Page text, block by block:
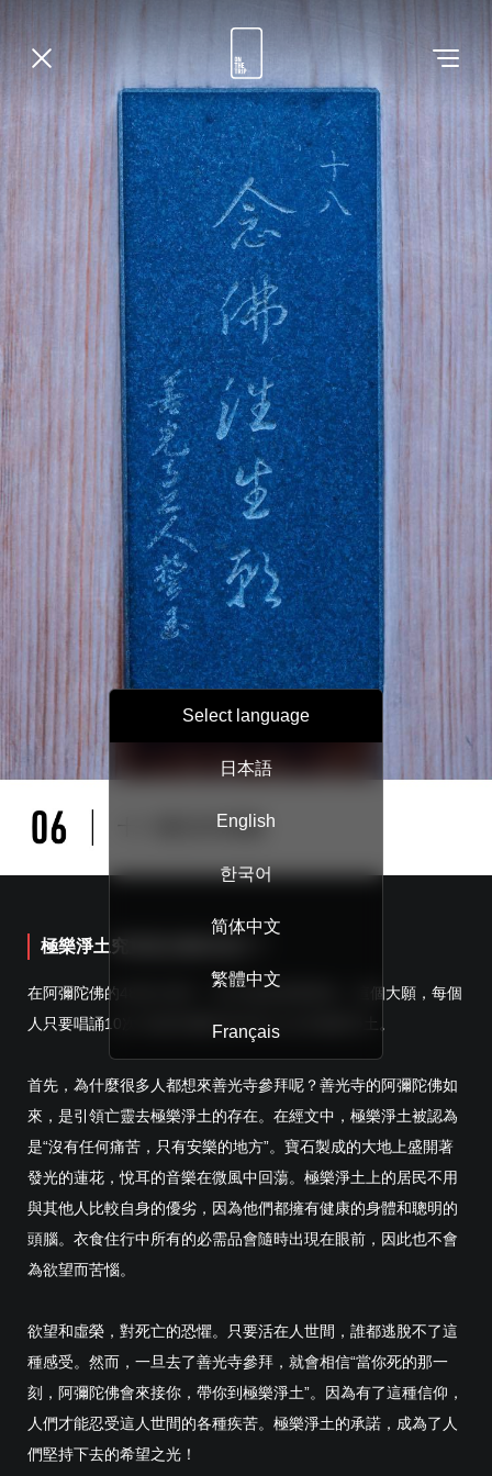
極樂淨土究竟是怎樣的地方？
在阿彌陀佛的48個大願中，第18個是最重要的。這個大願，每個
人只要唱誦10次“南無阿彌陀佛”都可以去到極樂淨土。
首先，為什麼很多人都想來善光寺參拜呢？善光寺的阿彌陀佛如
來，是引領亡靈去極樂淨土的存在。在經文中，極樂淨土被認為
是“沒有任何痛苦，只有安樂的地方”。寶石製成的大地上盛開著
發光的蓮花，悅耳的音樂在微風中回蕩。極樂淨土上的居民不用
與其他人比較自身的優劣，因為他們都擁有健康的身體和聰明的
頭腦。衣食住行中所有的必需品會隨時出現在眼前，因此也不會
為欲望而苦惱。
欲望和虛榮，對死亡的恐懼。只要活在人世間，誰都逃脫不了這
種感受。然而，一旦去了善光寺參拜，就會相信“當你死的那一
刻，阿彌陀佛會來接你，帶你到極樂淨土”。因為有了這種信仰，
人們才能忍受這人世間的各種疾苦。極樂淨土的承諾，成為了人
們堅持下去的希望之光！
Select language
日本語
English
한국어
简体中文
繁體中文
Français